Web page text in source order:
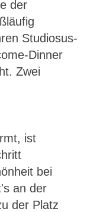
der
Studiosus-
Dinner
Zwei
ist
bei
an der
der Platz